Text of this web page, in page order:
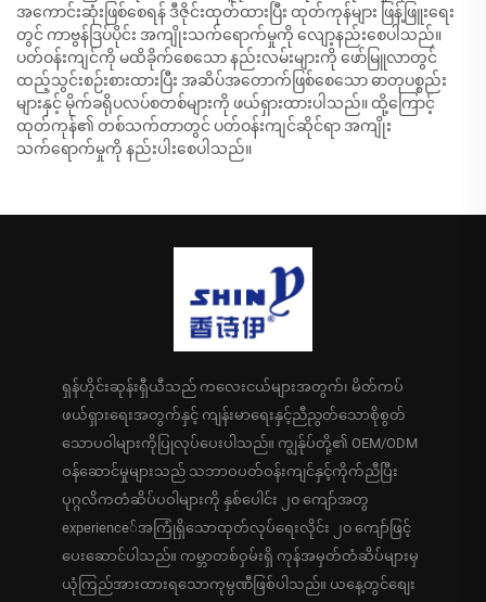
အကောင်းဆုံးဖြစ်စေရန် ဒီဇိုင်းထုတ်ထားပြီး ထုတ်ကုန်များ ဖြန့်ဖြူးရေး
တွင် ကာဗွန်ဒြပ်ပိုင်း အကျိုးသက်ရောက်မှုကို လျော့နည်းစေပါသည်။
ပတ်ဝန်းကျင်ကို မထိခိုက်စေသော နည်းလမ်းများကို ဖော်မြူလာတွင်
ထည့်သွင်းစဉ်းစားထားပြီး အဆိပ်အတောက်ဖြစ်စေသော ဓာတုပစ္စည်း
များနှင့် မိုက်ခရိုပလပ်စတစ်များကို ဖယ်ရှားထားပါသည်။ ထို့ကြောင့်
ထုတ်ကုန်၏ တစ်သက်တာတွင် ပတ်ဝန်းကျင်ဆိုင်ရာ အကျိုး
သက်ရောက်မှုကို နည်းပါးစေပါသည်။
ရှန်ဟိုင်းဆုန်းရှီယီသည် ကလေးငယ်များအတွက်၊ မိတ်ကပ်
ဖယ်ရှားရေးအတွက်နှင့် ကျန်းမာရေးနှင့်ညီညွတ်သောစိုစွတ်
သောပဝါများကိုပြုလုပ်ပေးပါသည်။ ကျွန်ုပ်တို့၏ OEM/ODM
ဝန်ဆောင်မှုများသည် သဘာဝပတ်ဝန်းကျင်နှင့်ကိုက်ညီပြီး
ပုဂ္ဂလိကတံဆိပ်ပဝါများကို နှစ်ပေါင်း ၂၀ ကျော်အတွ
experience်အကြုံရှိသောထုတ်လုပ်ရေးလိုင်း ၂၀ ကျော်ဖြင့်
ပေးဆောင်ပါသည်။ ကမ္ဘာတစ်ဝှမ်းရှိ ကုန်အမှတ်တံဆိပ်များမှ
ယုံကြည်အားထားရသောကုမ္ပဏီဖြစ်ပါသည်။ ယနေ့တွင်စျေး